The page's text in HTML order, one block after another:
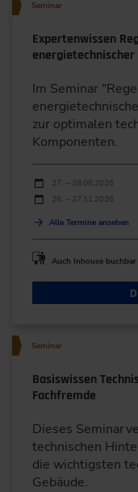
Seminar
Expertenwissen
energietechnischer
Im Seminar
zur optimalen
Komponenten.
Durchführungen
Veranstaltungsdatum
27. – 28.08.2026
26. – 27.11.2026
Alle Termine ansehen
Auch Inhouse buchbar
Seminar
Basiswissen
Fachfremde
Dieses Seminar
technischen
die wichtigsten
Gebäude.